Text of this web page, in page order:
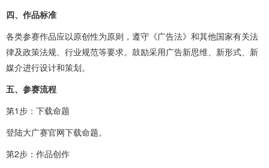
四、作品标准
各类参赛作品应以原创性为原则，遵守《广告法》和其他国家有关法
律及政策法规、行业规范等要求。鼓励采用广告新思维、新形式、新
媒介进行设计和策划。
五、参赛流程
第1步：下载命题
登陆大广赛官网下载命题。
第2步：作品创作